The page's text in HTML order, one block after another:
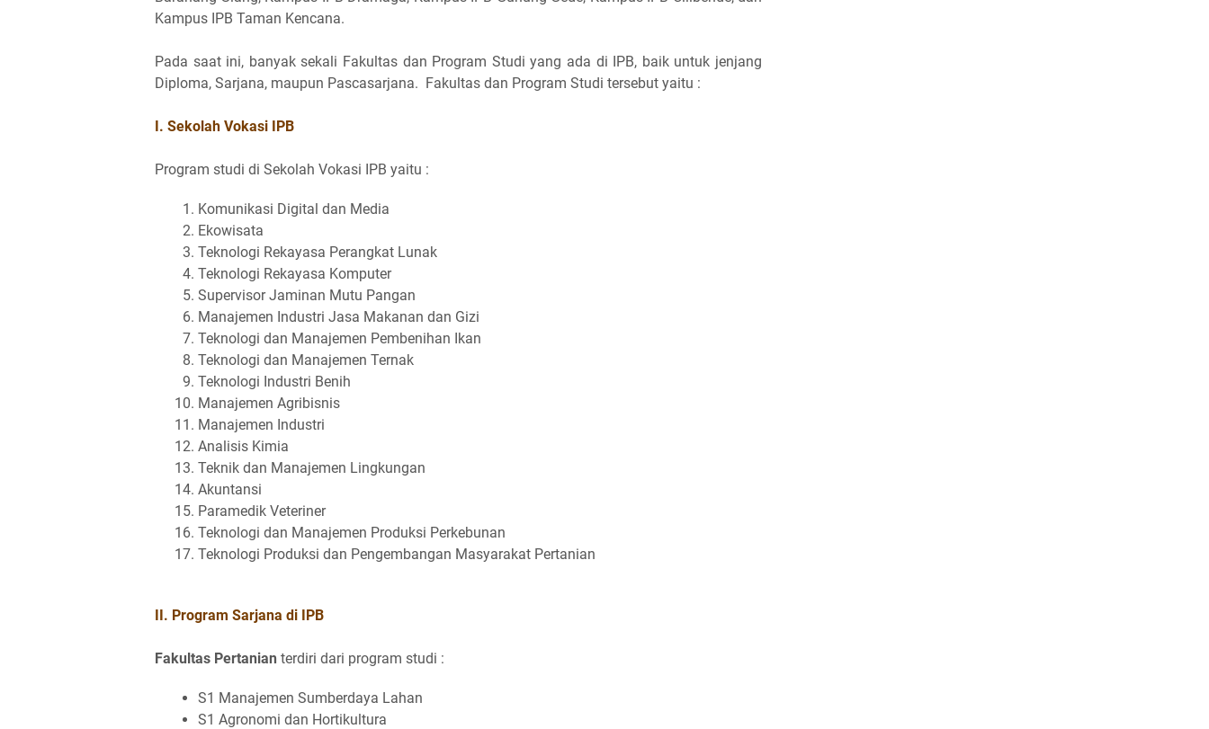
Kampus IPB Taman Kencana.
Pada saat ini, banyak sekali Fakultas dan Program Studi yang ada di IPB, baik untuk jenjang
Diploma, Sarjana, maupun Pascasarjana. Fakultas dan Program Studi tersebut yaitu :
I. Sekolah Vokasi IPB
Program studi di Sekolah Vokasi IPB yaitu :
Komunikasi Digital dan Media
Ekowisata
Teknologi Rekayasa Perangkat Lunak
Teknologi Rekayasa Komputer
Supervisor Jaminan Mutu Pangan
Manajemen Industri Jasa Makanan dan Gizi
Teknologi dan Manajemen Pembenihan Ikan
Teknologi dan Manajemen Ternak
Teknologi Industri Benih
Manajemen Agribisnis
Manajemen Industri
Analisis Kimia
Teknik dan Manajemen Lingkungan
Akuntansi
Paramedik Veteriner
Teknologi dan Manajemen Produksi Perkebunan
Teknologi Produksi dan Pengembangan Masyarakat Pertanian
II. Program Sarjana di IPB
Fakultas Pertanian terdiri dari program studi :
S1 Manajemen Sumberdaya Lahan
S1 Agronomi dan Hortikultura